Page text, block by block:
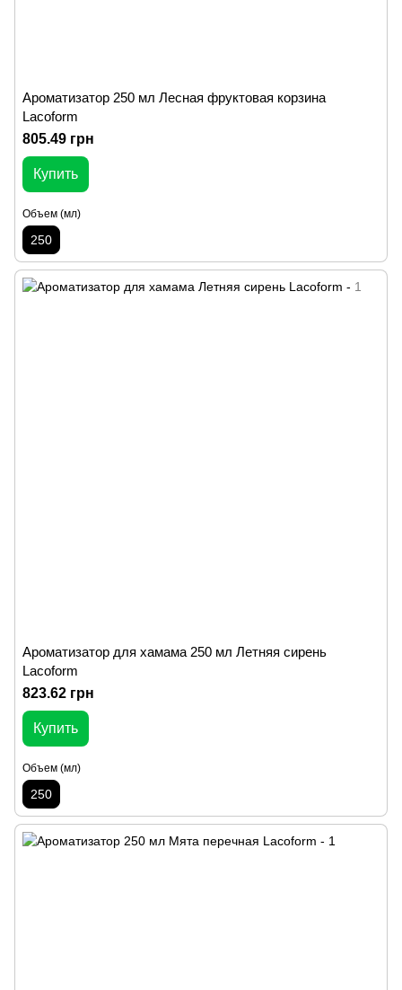
Ароматизатор 250 мл Лесная фруктовая корзина
Lacoform
805.49 грн
Купить
Объем (мл)
250
Ароматизатор для хамама 250 мл Летняя сирень
Lacoform
823.62 грн
Купить
Объем (мл)
250